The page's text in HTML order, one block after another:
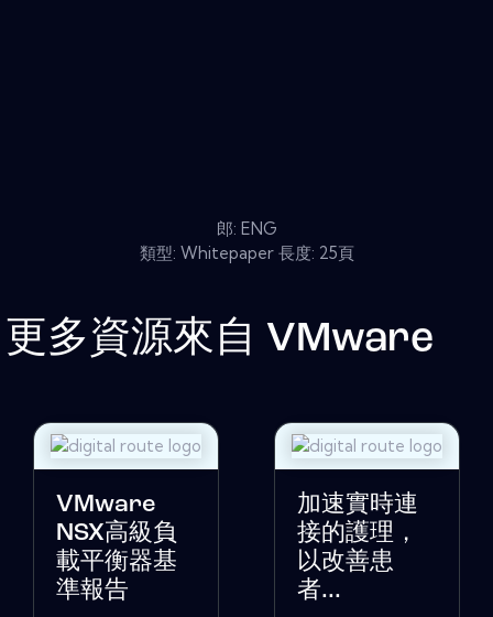
郎: ENG
類型: Whitepaper 長度: 25頁
更多資源來自 VMware
VMware
NSX高級負
載平衡器基
準報告
加速實時連
接的護理，
以改善患
者...